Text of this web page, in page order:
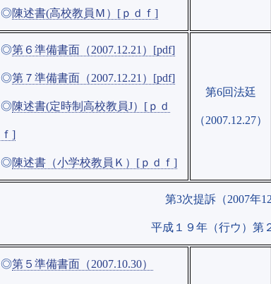
◎陳述書(高校教員Ｍ）[ｐｄｆ]
◎第６準備書面（2007.12.21）[pdf]
◎第７準備書面（2007.12.21）[pdf]
◎陳述書(定時制高校教員J）[ｐｄ
ｆ]
◎陳述書（小学校教員Ｋ）[ｐｄｆ]
第6回法廷
（2007.12.27）
第3次提訴（2007年12
平成１９年（行ウ）第
◎第５準備書面（2007.10.30）